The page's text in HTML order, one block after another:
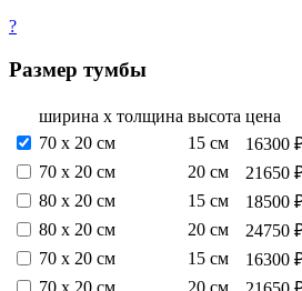
?
Размер тумбы
ширина х толщина высота цена
70 х 20 см
15 см
16300
70 х 20 см
20 см
21650
80 х 20 см
15 см
18500
80 х 20 см
20 см
24750
70 х 20 см
15 см
16300
70 х 20 см
20 см